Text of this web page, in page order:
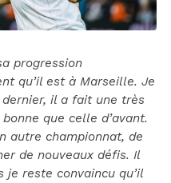
progression
qu’il est à Marseille. Je
dernier, il a fait une très
que celle d’avant.
autre championnat, de
de nouveaux défis. Il
je reste convaincu qu’il